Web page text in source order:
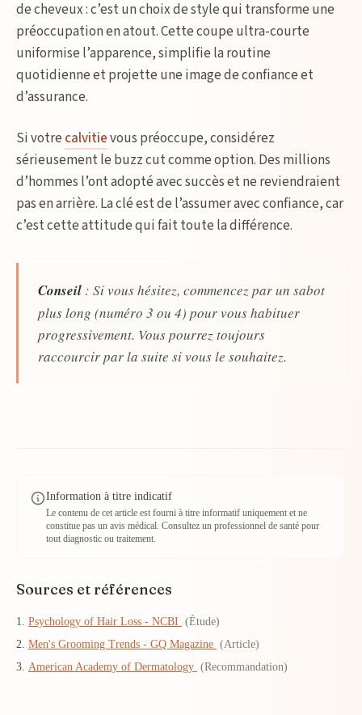
de cheveux : c’est un choix de style qui transforme une
préoccupation en atout. Cette coupe ultra-courte
uniformise l’apparence, simplifie la routine
quotidienne et projette une image de confiance et
d’assurance.
Si votre calvitievous préoccupe, considérez
sérieusement le buzz cut comme option. Des millions
d’hommes l’ont adopté avec succès et ne reviendraient
pas en arrière. La clé est de l’assumer avec confiance, car
c’est cette attitude qui fait toute la différence.
Conseil : Si vous hésitez, commencez par un sabot
plus long (numéro 3 ou 4) pour vous habituer
progressivement. Vous pourrez toujours
raccourcir par la suite si vous le souhaitez.
Information à titre indicatif
Le contenu de cet article est fourni à titre informatif uniquement et ne
constitue pas un avis médical. Consultez un professionnel de santé pour
tout diagnostic ou traitement.
Sources et références
Psychology of Hair Loss - NCBI (Étude)
Men's Grooming Trends - GQ Magazine (Article)
American Academy of Dermatology (Recommandation)